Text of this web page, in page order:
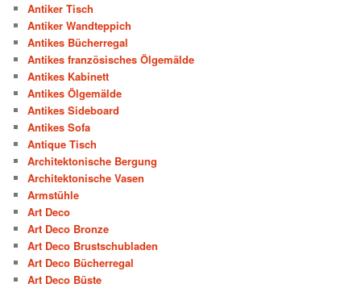
Antiker Tisch
Antiker Wandteppich
Antikes Bücherregal
Antikes französisches Ölgemälde
Antikes Kabinett
Antikes Ölgemälde
Antikes Sideboard
Antikes Sofa
Antique Tisch
Architektonische Bergung
Architektonische Vasen
Armstühle
Art Deco
Art Deco Bronze
Art Deco Brustschubladen
Art Deco Bücherregal
Art Deco Büste